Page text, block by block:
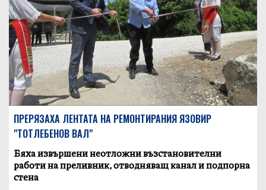
ПРЕРЯЗАХА ЛЕНТАТА НА РЕМОНТИРАНИЯ ЯЗОВИР
"ТОТЛЕБЕНОВ ВАЛ"
Бяха извършени неотложни възстановителни
работи на преливник, отводняващ канал и подпорна
стена